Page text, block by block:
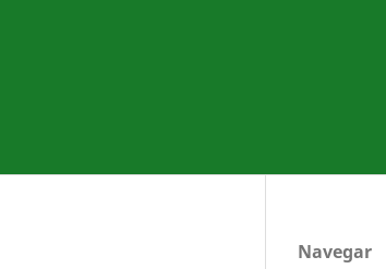
Navegar